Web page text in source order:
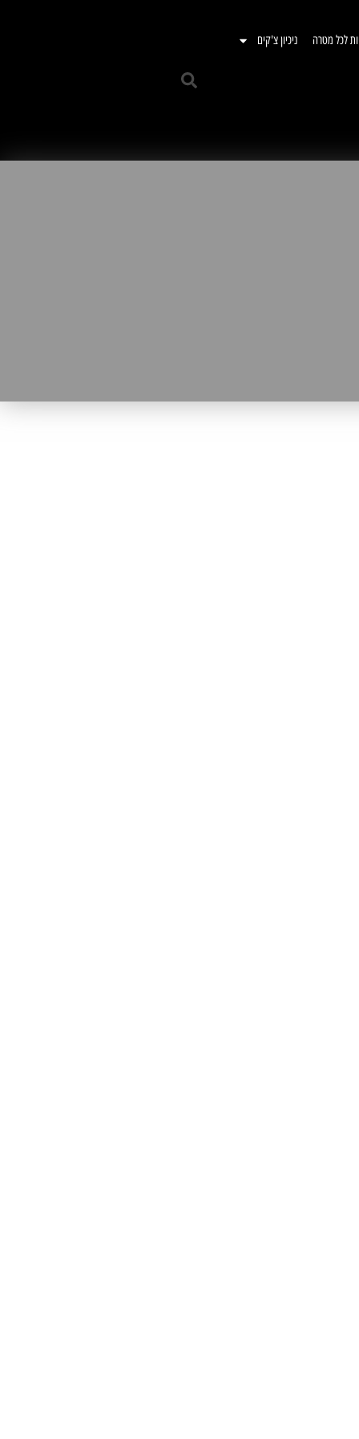
לכל מטרה ניכיון צ'קים